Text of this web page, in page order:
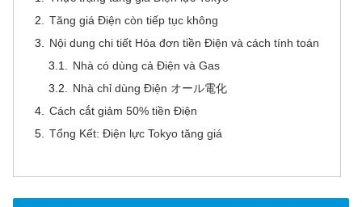
Tăng giá Điện còn tiếp tục không
Nội dung chi tiết Hóa đơn tiền Điện và cách tính toán
Nhà có dùng cả Điện và Gas
Nhà chỉ dùng Điện オール電化
Cách cắt giảm 50% tiền Điện
Tổng Kết: Điện lực Tokyo tăng giá